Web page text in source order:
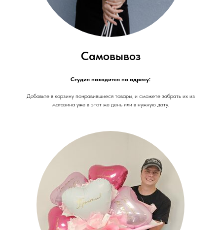
Самовывоз
Студия находится по адресу:
Добавьте в корзину понравившиеся товары, и сможете забрать их из
магазина уже в этот же день или в нужную дату.